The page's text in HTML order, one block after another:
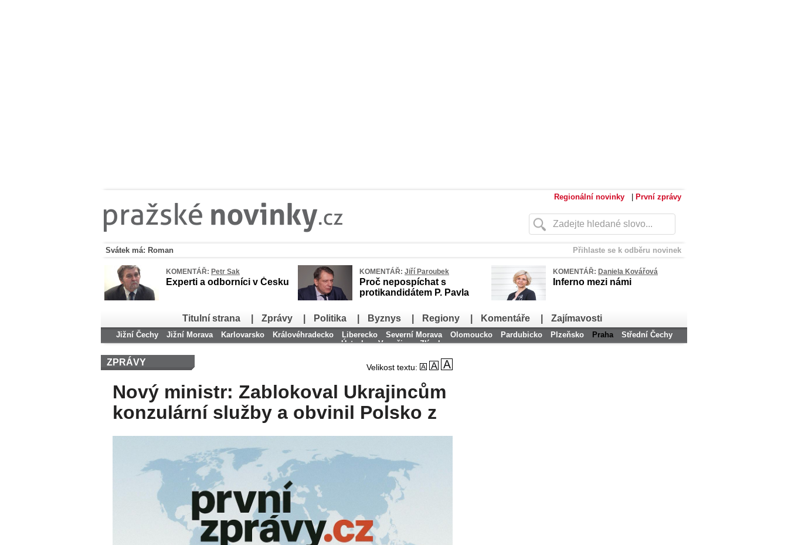
Regionální novinky První zprávy
Přihlaste se k odběru novinek
Svátek má: Roman
KOMENTÁŘ: Petr Sak
Experti a odborníci v Česku
KOMENTÁŘ: Jiří Paroubek
Proč nepospíchat s
protikandidátem P. Pavla
KOMENTÁŘ: Daniela Kovářová
Inferno mezi námi
Titulní strana Zprávy Politika Byznys Regiony Komentáře Zajímavosti
Jižní Čechy Jižní Morava Karlovarsko Královéhradecko Liberecko Severní Morava Olomoucko Pardubicko Plzeňsko Praha
Střední Čechy
Ústecko
Vysočina Zlínsko
ZPRÁVY Velikost textu:
Nový ministr: Zablokoval Ukrajincům
konzulární služby a obvinil Polsko z
eutanazie